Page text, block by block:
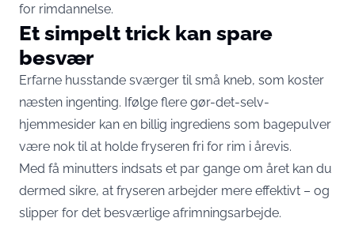
for rimdannelse.
Et simpelt trick kan spare
besvær
Erfarne husstande sværger til små kneb, som koster
næsten ingenting. Ifølge flere gør-det-selv-
hjemmesider kan en billig ingrediens som bagepulver
være nok til at holde fryseren fri for rim i årevis.
Med få minutters indsats et par gange om året kan du
dermed sikre, at fryseren arbejder mere effektivt – og
slipper for det besværlige afrimningsarbejde.